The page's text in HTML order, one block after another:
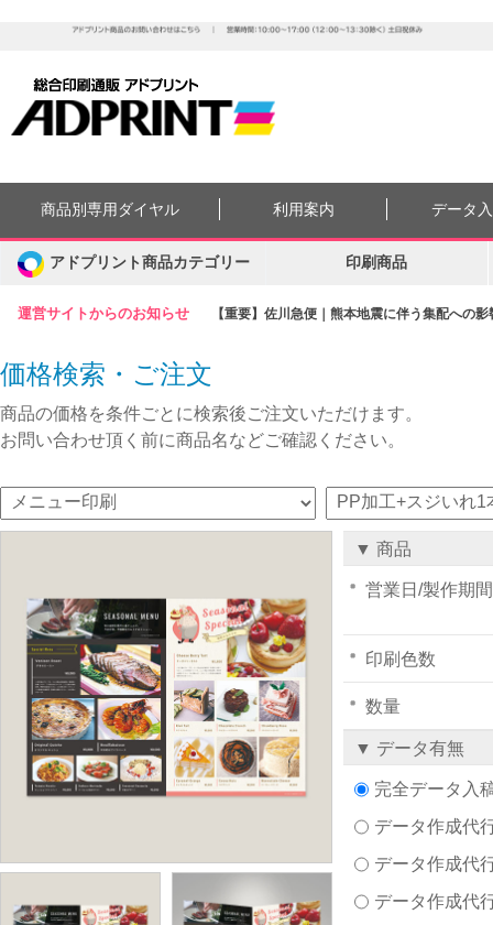
運営サイトからのお知らせ 【重要】佐川急便｜熊本地震に伴う集配への
商品別専用ダイヤル 利用案内 データ
アドプリント商品カテゴリー 印刷商品
価格検索・ご注文
商品の価格を条件ごとに検索後ご注文いただけます。
お問い合わせ頂く前に商品名などご確認ください。
▼ 商品
営業日/製作期間
印刷色数
数量
▼ データ有無
完全データ入
データ作成代
データ作成代
データ作成代